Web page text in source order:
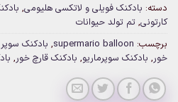
دسته: بادکنک فویلی و لاتکسی هلیومی,
کارتونی, تم تولد حیوانات
برچسب: supermario balloon
, بادکنک سوپر
خور, بادکنک سوپرماریو, بادکنک قارچ خور,